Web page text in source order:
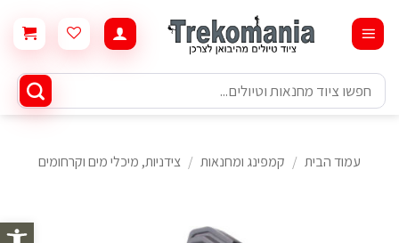
פתח
content
חיפוש
עבור:
עמוד הבית / קמפינג ומחנאות / צידניות, מיכלי מים וקרחומים